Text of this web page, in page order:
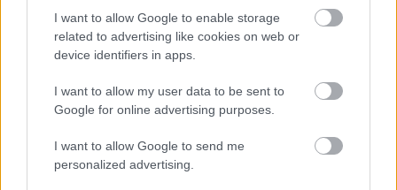
I want to allow Google to enable storage
related to advertising like cookies on web or
device identifiers in apps.
I want to allow my user data to be sent to
Google for online advertising purposes.
I want to allow Google to send me
personalized advertising.
Kocsis Gergely: „Buborékban élünk